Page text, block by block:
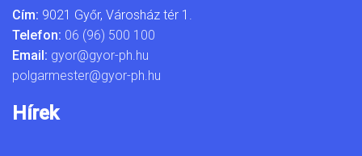
Cím: 9021 Győr, Városház tér 1.
Telefon: 06 (96) 500 100
Email: gyor@gyor-ph.hu
polgarmester@gyor-ph.hu
Hírek